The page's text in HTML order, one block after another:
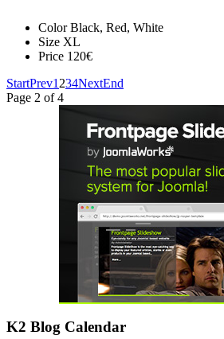
Color Black, Red, White
Size XL
Price 120€
StartPrev1 234NextEnd
Page 2 of 4
K2 Blog Calendar